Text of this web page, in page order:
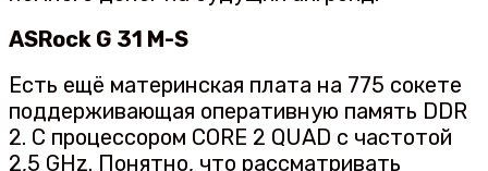
ASRock G 31 M-S
Есть ещё материнская плата на 775 сокете
поддерживающая оперативную память DDR
2. С процессором CORE 2 QUAD с частотой
2,5 GHz. Понятно, что рассматривать